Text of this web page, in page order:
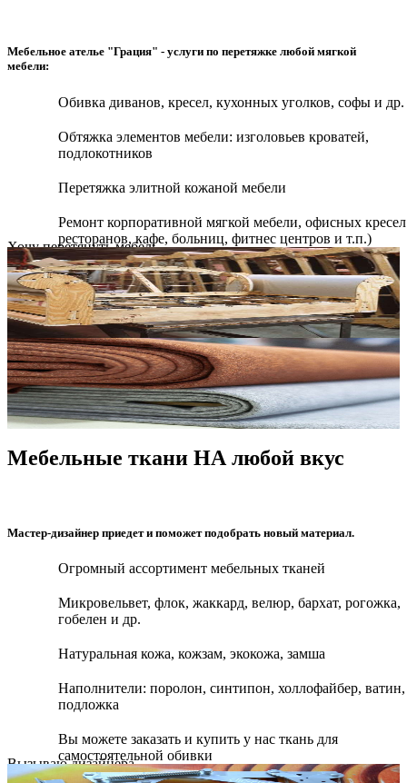
Мебельное ателье "Грация" - услуги по перетяжке любой мягкой
мебели:
Обивка диванов, кресел, кухонных уголков, софы и др.
Обтяжка элементов мебели: изголовьев кроватей,
подлокотников
Перетяжка элитной кожаной мебели
Ремонт корпоративной мягкой мебели, офисных
ресторанов, кафе, больниц, фитнес центров и т.п.)
Хочу перетянуть мебель
Мебельные ткани НА любой вкус
Мастер-дизайнер приедет и поможет подобрать новый материал.
Огромный ассортимент мебельных тканей
Микровельвет, флок, жаккард, велюр, бархат, рогожка,
гобелен и др.
Натуральная кожа, кожзам, экокожа, замша
Наполнители: поролон, синтипон, холлофайбер, ватин,
подложка
Вы можете заказать и купить у нас ткань для
самостоятельной обивки
Вызываю дизайнера